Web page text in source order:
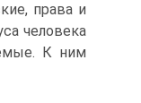
права и
человека
К ним